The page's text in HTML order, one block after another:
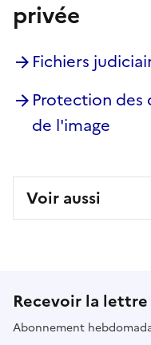
privée
Fichiers
Protection des
de l'image
Voir aussi
Recevoir la
Abonnement